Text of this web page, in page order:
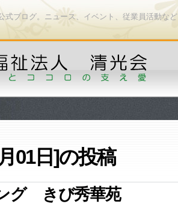
式ブログ。ニュース、イベント、従業員活動な
01日]の投稿
グ きび秀華苑